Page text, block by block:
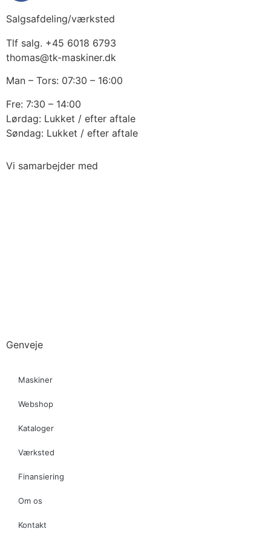
Salgsafdeling/værksted
Tlf salg. +45 6018 6793
thomas@tk-maskiner.dk
Man – Tors: 07:30 – 16:00
Fre: 7:30 – 14:00
Lørdag: Lukket / efter aftale
Søndag: Lukket / efter aftale
Vi samarbejder med
Genveje
Maskiner
Webshop
Kataloger
Værksted
Finansiering
Om os
Kontakt